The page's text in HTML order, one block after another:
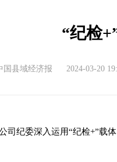
“纪检
国县域经济报 2024-03-20
司纪委深入运用“纪检+”载